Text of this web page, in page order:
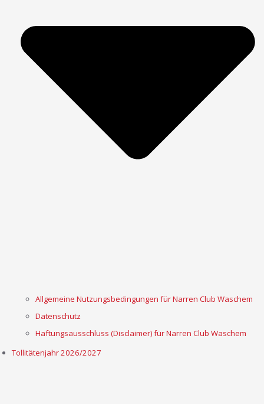
Allgemeine Nutzungsbedingungen für Narren Club Waschem
Datenschutz
Haftungsausschluss (Disclaimer) für Narren Club Waschem
Tollitätenjahr 2026/2027